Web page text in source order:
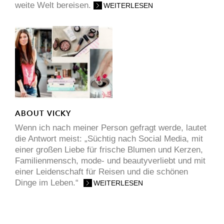
weite Welt bereisen.
WEITERLESEN
ABOUT VICKY
Wenn ich nach meiner Person gefragt werde, lautet
die Antwort meist: „Süchtig nach Social Media, mit
einer großen Liebe für frische Blumen und Kerzen,
Familienmensch, mode- und beautyverliebt und mit
einer Leidenschaft für Reisen und die schönen
Dinge im Leben.“
WEITERLESEN